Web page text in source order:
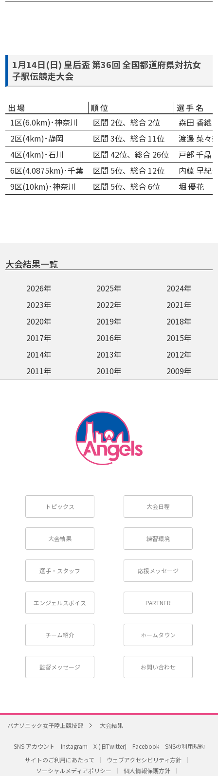
1月14日(日) 皇后盃 第36回 全国都道府県対抗女
子駅伝競走大会
出場 順位
選手名
1区(6.0km)･神奈川
区間 2位、総合 2位
森田 香織
2区(4km)･静岡
区間 3位、総合 11位
渡邊 菜々
4区(4km)･石川
区間 42位、総合 26位
戸部 千晶
6区(4.0875km)･千葉
区間 5位、総合 12位
内藤 早紀
9区(10km)･神奈川
区間 5位、総合 6位 堀 優花
大会結果一覧
2026年 2025年
2024年
2023年
2022年
2021年
2020年
2019年
2018年
2017年
2016年
2015年
2014年
2013年
2012年
2011年
2010年
2009年
トピックス
大会結果
選手・スタッフ
エンジェルスボイス
チーム紹介
監督メッセージ
大会日程
練習環境
応援メッセージ
PARTNER
ホームタウン
お問い合わせ
パナソニック女子陸上競技部 大会結果
SNS アカウント Instagram X (旧Twitter) Facebook
SNSの利用規約
サイトのご利用にあたって
ウェブアクセシビリティ方針
ソーシャルメディアポリシー
個人情報保護方針